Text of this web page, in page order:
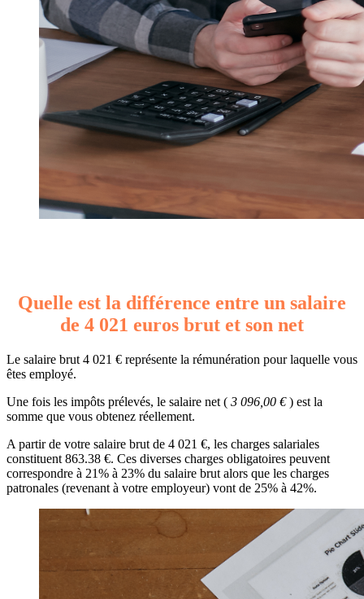
Quelle est la différence entre un salaire
de 4 021 euros brut et son net
Le salaire brut 4 021 € représente la rémunération pour laquelle vous
êtes employé.
Une fois les impôts prélevés, le salaire net ( 3 096,00 €) est la
somme que vous obtenez réellement.
A partir de votre salaire brut de 4 021 €, les charges salariales
constituent 863.38 €. Ces diverses charges obligatoires peuvent
correspondre à 21% à 23% du salaire brut alors que les charges
patronales (revenant à votre employeur) vont de 25% à 42%.